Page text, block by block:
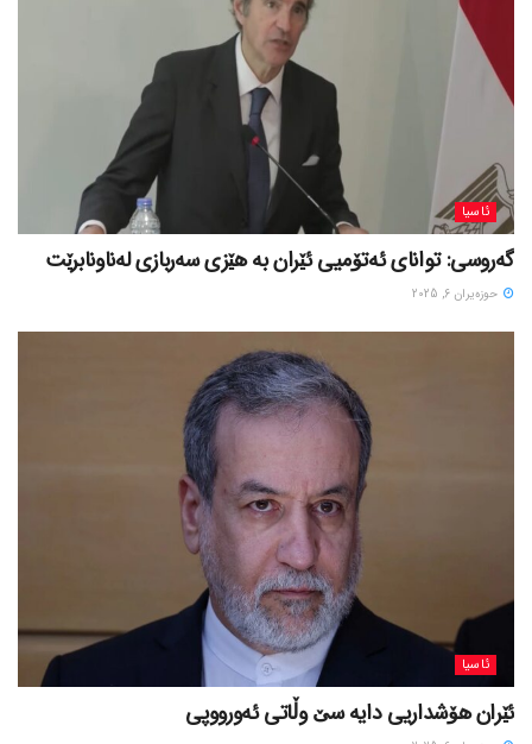
ئاسیا
گەروسی: توانای ئەتۆمیی ئێران بە هێزی سەربازی لەناونابرێت
حوزه‌یران 6, 2025
ئاسیا
ئێران هۆشداریی دایە سێ وڵاتی ئەورووپی